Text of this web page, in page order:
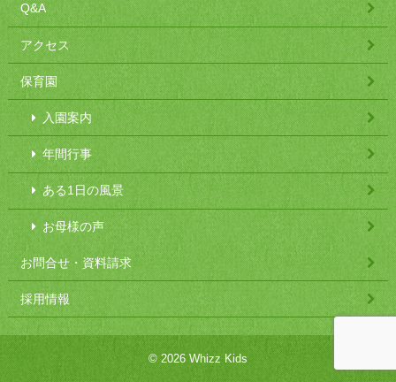
Q&A
アクセス
保育園
入園案内
年間行事
ある1日の風景
お母様の声
お問合せ・資料請求
採用情報
© 2026 Whizz Kids